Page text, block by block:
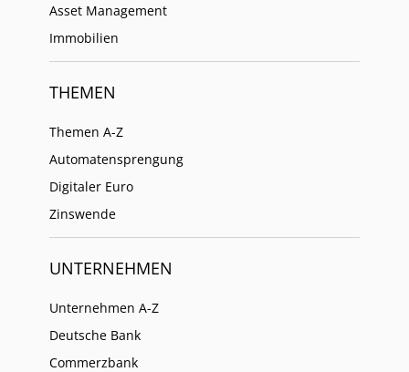
Asset Management
Immobilien
THEMEN
Themen A-Z
Automatensprengung
Digitaler Euro
Zinswende
UNTERNEHMEN
Unternehmen A-Z
Deutsche Bank
Commerzbank